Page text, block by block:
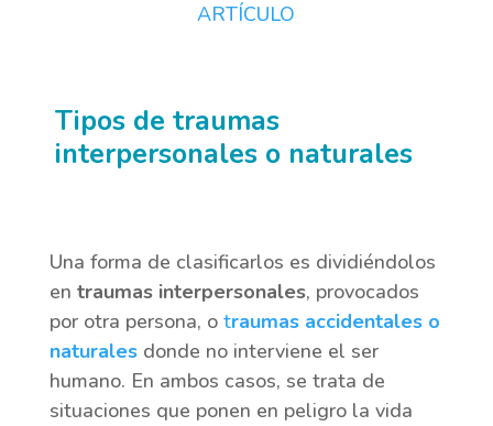
ARTÍCULO
Tipos de traumas
interpersonales o naturales
Una forma de clasificarlos es dividiéndolos
en traumas interpersonales, provocados
por otra persona, o traumas accidentales o
naturalesdonde no interviene el ser
humano. En ambos casos, se trata de
situaciones que ponen en peligro la vida